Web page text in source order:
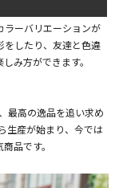
ラーバリエーションが
をしたり、友達と色違
み方ができます。
最高の逸品を追い求め
生産が始まり、今では
品です。